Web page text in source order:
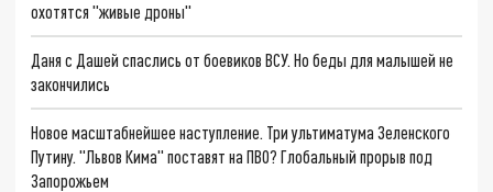
охотятся "живые дроны"
Даня с Дашей спаслись от боевиков ВСУ. Но беды для малышей не
закончились
Новое масштабнейшее наступление. Три ультиматума Зеленского
Путину. "Львов Кима" поставят на ПВО? Глобальный прорыв под
Запорожьем